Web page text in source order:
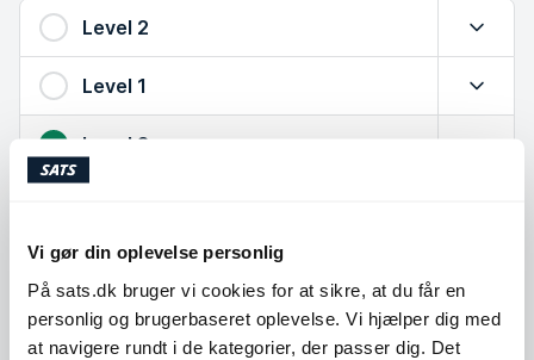
Vi gør din oplevelse personlig
På sats.dk bruger vi cookies for at sikre, at du får en
personlig og brugerbaseret oplevelse. Vi hjælper dig med
at navigere rundt i de kategorier, der passer dig. Det
Level 2 Udvid
Level 1 Udvid
Level 3
Har arbejdet med mange forskellige menensker og
Yderligere kompetencer såsom ernæring, sundhed og
livsstil
Et godt valg hvis du vil have en med mere erfaring og